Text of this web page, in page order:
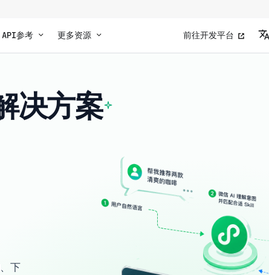
API参考 更多资源 前往开发平台
决方案
下